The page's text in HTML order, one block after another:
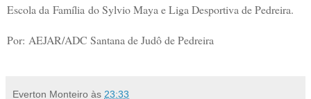
Escola da Família do Sylvio Maya e Liga Desportiva de Pedreira.
Por: AEJAR/ADC Santana de Judô de Pedreira
Everton Monteiro às 23:33